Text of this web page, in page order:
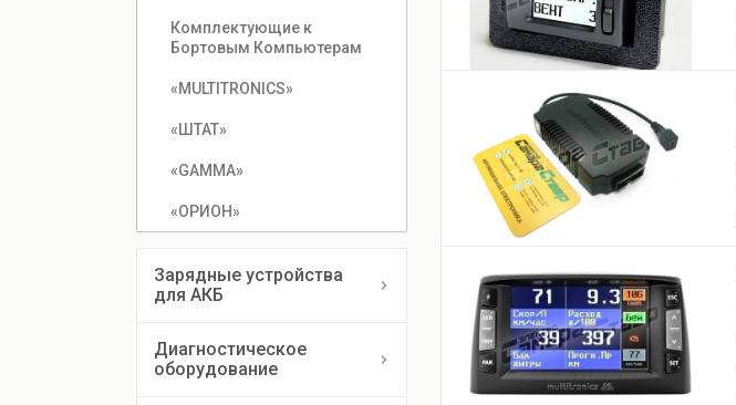
Комплектующие к
Бортовым Компьютерам
«MULTITRONICS»
«ШТАТ»
«GAMMA»
«ОРИОН»
Зарядные устройства
для АКБ
Диагностическое
оборудование